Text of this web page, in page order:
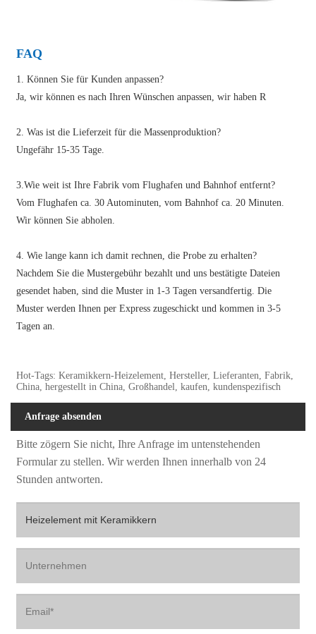
FAQ
1. Können Sie für Kunden anpassen?
Ja, wir können es nach Ihren Wünschen anpassen, wir haben R
2. Was ist die Lieferzeit für die Massenproduktion?
Ungefähr 15-35 Tage.
3.Wie weit ist Ihre Fabrik vom Flughafen und Bahnhof entfernt?
Vom Flughafen ca. 30 Autominuten, vom Bahnhof ca. 20 Minuten.
Wir können Sie abholen.
4. Wie lange kann ich damit rechnen, die Probe zu erhalten?
Nachdem Sie die Mustergebühr bezahlt und uns bestätigte Dateien
gesendet haben, sind die Muster in 1-3 Tagen versandfertig. Die
Muster werden Ihnen per Express zugeschickt und kommen in 3-5
Tagen an.
Hot-Tags: Keramikkern-Heizelement, Hersteller, Lieferanten, Fabrik,
China, hergestellt in China, Großhandel, kaufen, kundenspezifisch
Anfrage absenden
Bitte zögern Sie nicht, Ihre Anfrage im untenstehenden
Formular zu stellen. Wir werden Ihnen innerhalb von 24
Stunden antworten.